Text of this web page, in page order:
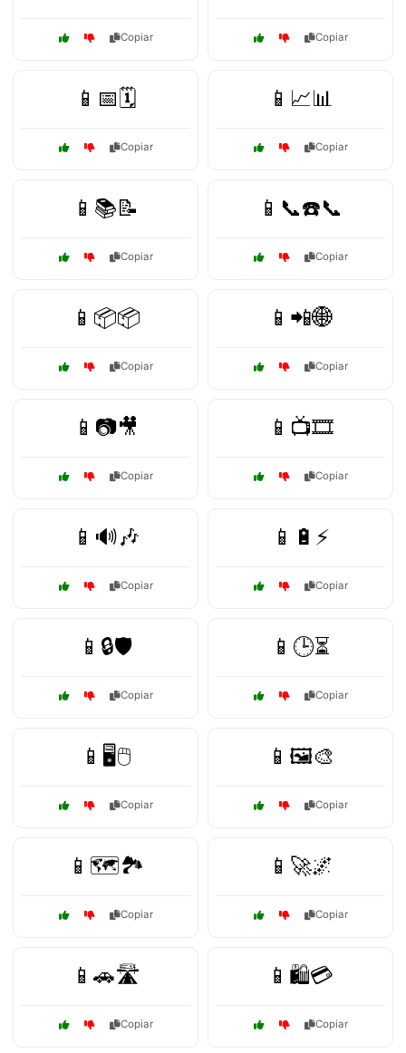
Copiar Copiar
📱📅🗓️
Copiar
📱📈📊
Copiar
📱📚📝
Copiar
📱📞☎️📞
Copiar
📱📦📦
Copiar
📱📲🌐
Copiar
📱📷🎥
Copiar
📱📺🎞️
Copiar
📱🔊🎶
Copiar
📱🔋⚡
Copiar
📱🔒🛡️
Copiar
📱🕒⏳
Copiar
📱🖥️🖱️
Copiar
📱🖼️🎨
Copiar
📱🗺️🏞️
Copiar
📱🚀🌌
Copiar
📱🚗🛣️
Copiar
📱🛍️💳
Copiar